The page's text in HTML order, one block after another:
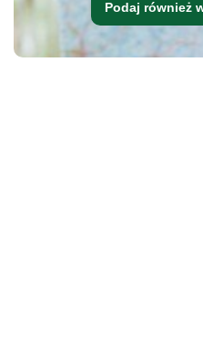
Podaj również